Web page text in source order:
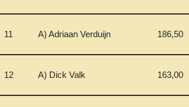
11 A) Adriaan Verduijn 186,50
12 A) Dick Valk 163,00